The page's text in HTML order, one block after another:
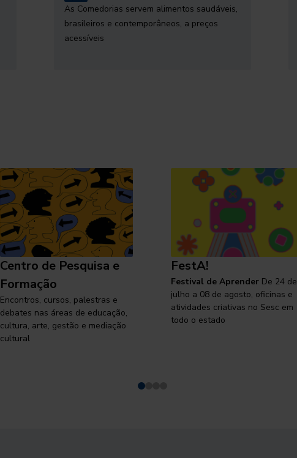
As Comedorias servem alimentos saudáveis,
brasileiros e contemporâneos, a preços
acessíveis
Centro de Pesquisa e
Formação
Encontros, cursos, palestras e
debates nas áreas de educação,
cultura, arte, gestão e mediação
cultural
FestA!
Festival de Aprender De 24 de
julho a 08 de agosto, oficinas e
atividades criativas no Sesc em
todo o estado